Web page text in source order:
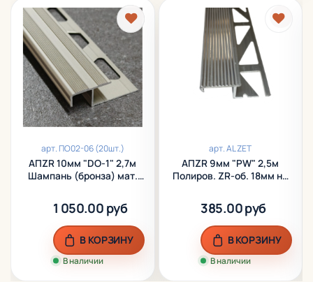
арт.ПО02-06 (20шт.)
АПZR 10мм "DO-1" 2,7м
Шампань (бронза) мат.
анод. алюм.
1 050.00 руб
В наличии
В КОРЗИНУ
арт.AL ZET
АПZR 9мм "PW" 2,5м
Полиров. ZR-об. 18мм на
385.00 руб
В наличии
В КОРЗИНУ